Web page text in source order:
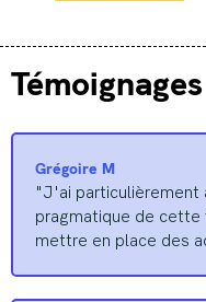
Témoignages
Grégoire M
"J'ai particulièrement
pragmatique de cette
mettre en place des